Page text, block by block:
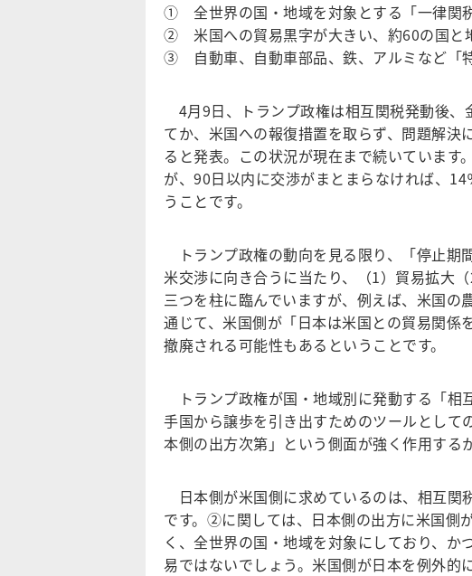
① 全世界の国・地域を対象とする「一律関税
② 米国への貿易黒字が大きい、約60の国と
③ 自動車、自動車部品、鉄、アルミなど「
4月9日、トランプ政権は相互関税発動後、
てか、米国への報復措置を取らず、問題解
ると発表。この状況が現在まで続いていま
が、90日以内に交渉がまとまらなければ、
うことです。
トランプ政権の動向を見る限り、「停止期
米交渉に向き合うに当たり、（1）貿易拡大
三つを柱に臨んでいますが、例えば、米国の
通じて、米国側が「日本は米国との貿易関
撤廃される可能性もあるということです。
トランプ政権が国・地域別に発動する「相
手国から譲歩を引き出すためのツールとして
本側の出方次第」という側面が強く作用する
日本側が米国側に求めているのは、相互関
です。②に関しては、日本側の出方に米国側
く、全世界の国・地域を対象にしており、
易ではないでしょう。米国側が日本を例外的